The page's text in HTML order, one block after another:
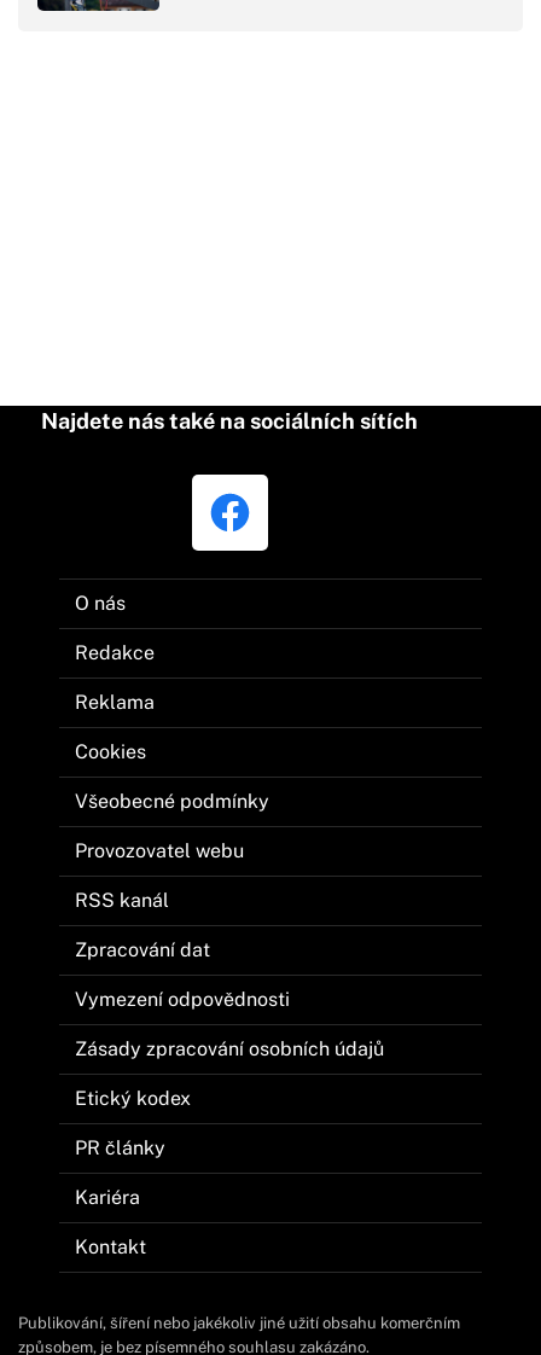
Najdete nás také na sociálních sítích
O nás
Redakce
Reklama
Cookies
Všeobecné podmínky
Provozovatel webu
RSS kanál
Zpracování dat
Vymezení odpovědnosti
Zásady zpracování osobních údajů
Etický kodex
PR články
Kariéra
Kontakt
Publikování, šíření nebo jakékoliv jiné užití obsahu komerčním
způsobem, je bez písemného souhlasu zakázáno.